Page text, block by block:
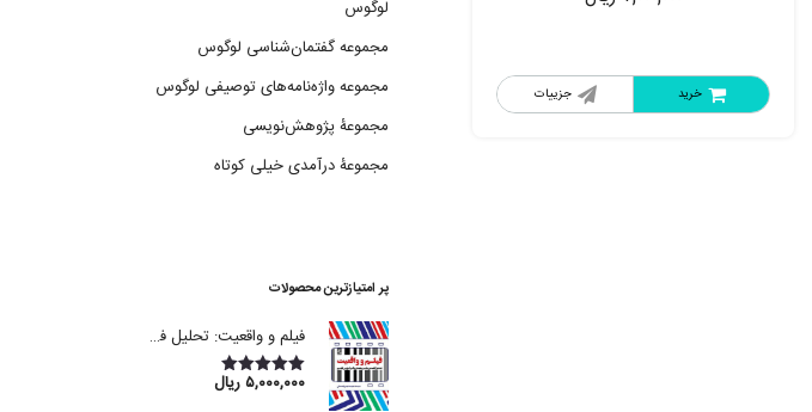
جزییات خرید
لوگوس
مجموعه گفتمان‌شناسی لوگوس
مجموعه واژه‌نامه‌های توصیفی لوگوس
مجموعۀ پژوهش‌نویسی
مجموعۀ درآمدی خیلی کوتاه
پر امتیازترین محصولات
فیلم و واقعیت: تحلیل فلسفی نظریه‌های واقع‌گرایی فیلم
امتیاز5.00۵,۰۰۰,۰۰۰ ریال